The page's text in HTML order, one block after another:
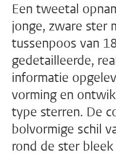
Een tweetal
jonge, zware ster
tussenpoos van
gedetailleerde,
informatie
vorming en
type sterren. De
bolvormige schil
rond de ster